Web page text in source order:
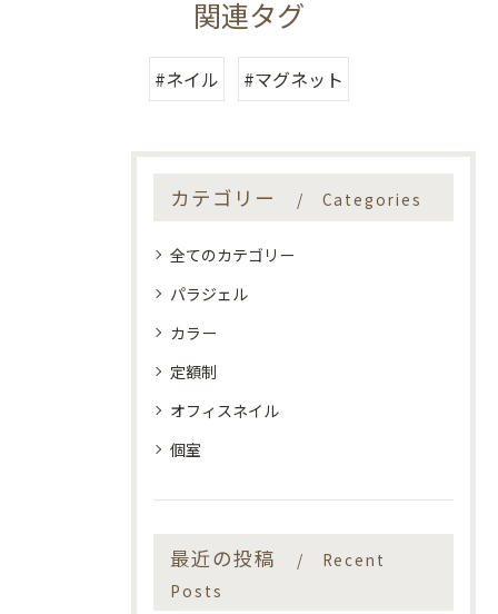
関連タグ
#ネイル #マグネット
カテゴリー Categories
全てのカテゴリー
パラジェル
カラー
定額制
オフィスネイル
個室
最近の投稿
Recent
Posts